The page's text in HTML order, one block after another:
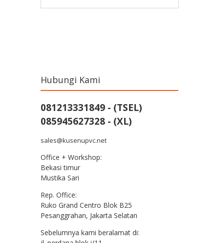
Hubungi Kami
081213331849 - (TSEL)
085945627328 - (XL)
sales@kusenupvc.net
Office + Workshop:
Bekasi timur
Mustika Sari
Rep. Office:
Ruko Grand Centro Blok B25
Pesanggrahan, Jakarta Selatan
Sebelumnya kami beralamat di: